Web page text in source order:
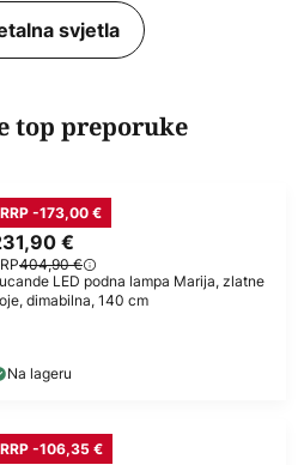
svjetla
top preporuke
€
404,90 €
RRP -173,00 €
LED podna lampa Marija, zlatne
dimabilna, 140 cm
Na lageru
RRP -106,35 €